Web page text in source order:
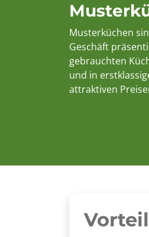
Musterküchen
Geschäft
gebrauchten
und in
attraktiven